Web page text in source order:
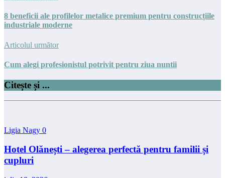
8 beneficii ale profilelor metalice premium pentru construcțiile
industriale moderne
Articolul următor
Cum alegi profesionistul potrivit pentru ziua nuntii
Citește și ...
Ligia Nagy 0
Hotel Olănești – alegerea perfectă pentru familii și
cupluri